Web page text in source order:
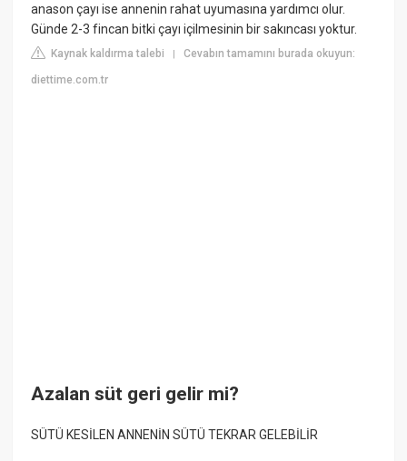
anason çayı ise annenin rahat uyumasına yardımcı olur.
Günde 2-3 fincan bitki çayı içilmesinin bir sakıncası yoktur.
Kaynak kaldırma talebi |Cevabın tamamını burada okuyun:
diettime.com.tr
Azalan süt geri gelir mi?
SÜTÜ KESİLEN ANNENİN SÜTÜ TEKRAR GELEBİLİR